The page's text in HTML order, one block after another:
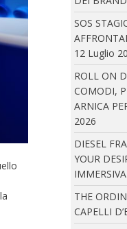
DIESEL
DESIRE”,
DIESEL
YOUR
SOS
12 Luglio
ROLL ON
COMODI,
ARNICA
2026
DIESEL
YOUR
IMMERSIVA
THE
CAPELLI